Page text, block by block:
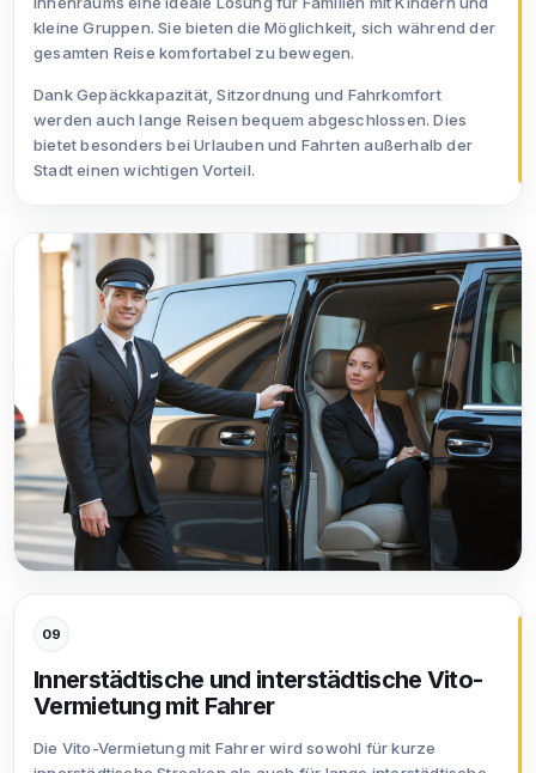
kleine Gruppen. Sie bieten die Möglichkeit, sich während der
gesamten Reise komfortabel zu bewegen.
Dank Gepäckkapazität, Sitzordnung und Fahrkomfort
werden auch lange Reisen bequem abgeschlossen. Dies
bietet besonders bei Urlauben und Fahrten außerhalb der
Stadt einen wichtigen Vorteil.
09
Innerstädtische und interstädtische Vito-
Vermietung mit Fahrer
Die Vito-Vermietung mit Fahrer wird sowohl für kurze